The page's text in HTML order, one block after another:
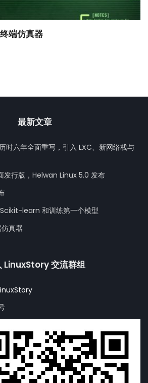
端仿真器
最新文章
时六年全面重写，引入 LXC、新网络栈与
发行版，Helwan Linux 5.0 发布
learn 和训练第一个模型
真器
LinuxStory 交流群组